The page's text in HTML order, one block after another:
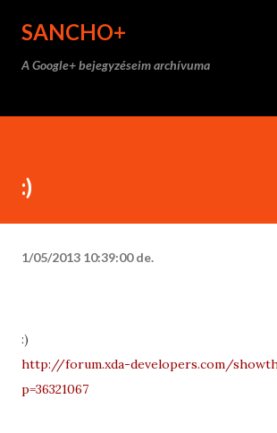
SANCHO+
A Google+ bejegyzéseim archívuma
:)
1/05/2013 10:39:00 de.
:)
http://forum.xda-developers.com/
p=36321067